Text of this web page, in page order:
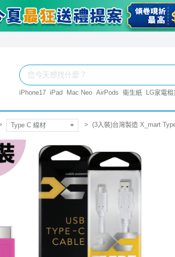
iPhone17 iPad Mac Neo AirPods 衛生紙 LG家電
Type C 線材 (3入裝)台灣製造 X_mart